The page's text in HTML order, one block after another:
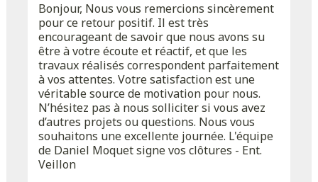
Bonjour, Nous vous remercions sincèrement
pour ce retour positif. Il est très
encourageant de savoir que nous avons su
être à votre écoute et réactif, et que les
travaux réalisés correspondent parfaitement
à vos attentes. Votre satisfaction est une
véritable source de motivation pour nous.
N’hésitez pas à nous solliciter si vous avez
d’autres projets ou questions. Nous vous
souhaitons une excellente journée. L'équipe
de Daniel Moquet signe vos clôtures - Ent.
Veillon